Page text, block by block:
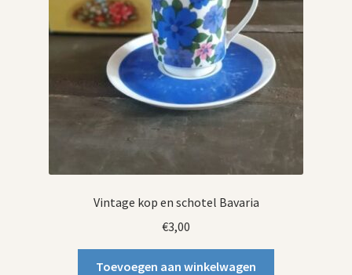
Vintage kop en schotel Bavaria
€3,00
Toevoegen aan winkelwagen